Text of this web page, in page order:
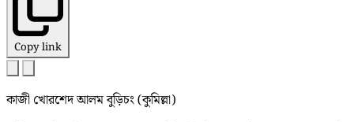
Copy link
কাজী খোরশেদ আলম বুড়িচং (কুমিল্লা)